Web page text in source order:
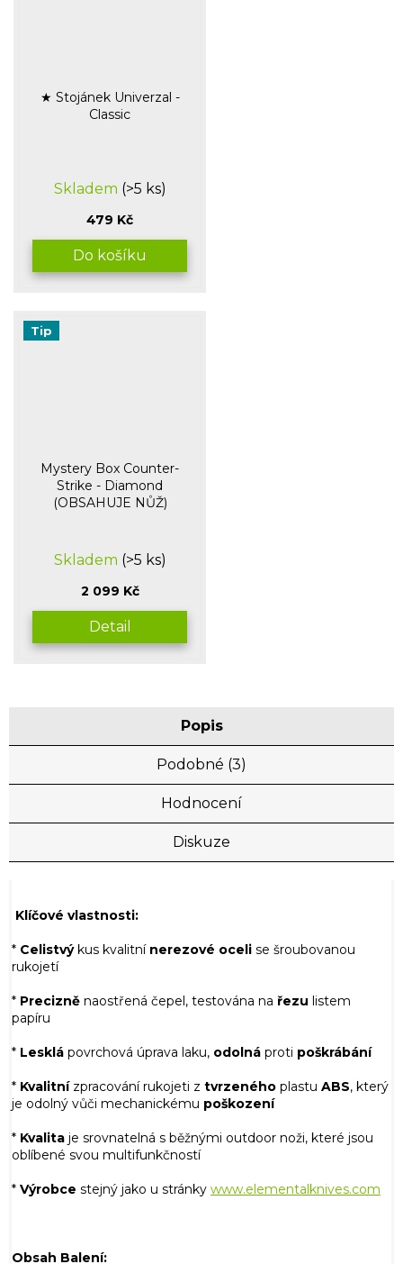
★ Stojánek Univerzal -
Classic
hodnocení
je
5,0
z
5
Skladem (>5 ks)
479 Kč
Do košíku
Tip
Mystery Box Counter-
Strike - Diamond
(OBSAHUJE NŮŽ)
hodnocení
je
5,0
z
5
Skladem (>5 ks)
2 099 Kč
Detail
Popis
Podobné (3)
Hodnocení
Diskuze
Klíčové vlastnosti:
* Celistvýkus kvalitní nerezové oceli se šroubovanou
rukojetí
* Precizně naostřená čepel, testována na řezu listem
papíru
* Lesklá povrchová úprava laku, odolná proti poškrábání
* Kvalitnízpracování rukojeti z tvrzeného plastu ABS, který
je odolný vůči mechanickému poškození
* Kvalita je srovnatelná s běžnými outdoor noži, které jsou
oblíbené svou multifunkčností
* Výrobce stejný jako u stránky www.elementalknives.com
Obsah Balení: